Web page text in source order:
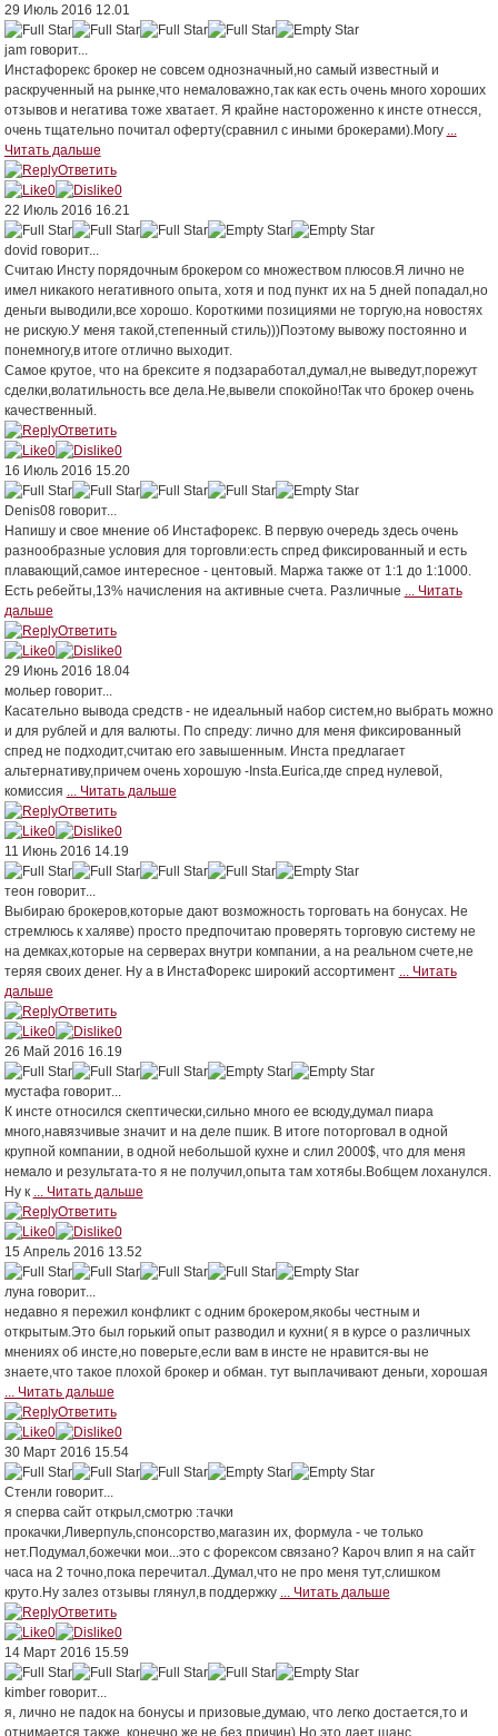
29 Июль 2016 12.01
jamговорит...
Инстафорекс брокер не совсем однозначный,но самый известный и
раскрученный на рынке,что немаловажно,так как есть очень много хороших
отзывов и негатива тоже хватает. Я крайне настороженно к инсте отнесся,
очень тщательно почитал оферту(сравнил с иными брокерами).Могу ...
Читать дальше
Ответить
0
0
22 Июль 2016 16.21
dovid говорит...
Считаю Инсту порядочным брокером со множеством плюсов.Я лично не
имел никакого негативного опыта, хотя и под пункт их на 5 дней попадал,но
деньги выводили,все хорошо. Короткими позициями не торгую,на новостях
не рискую.У меня такой,степенный стиль)))Поэтому вывожу постоянно и
понемногу,в итоге отлично выходит.
Самое крутое, что на брексите я подзаработал,думал,не выведут,порежут
сделки,волатильность все дела.Не,вывели спокойно!Так что брокер очень
качественный.
Ответить
0
0
16 Июль 2016 15.20
Denis08говорит...
Напишу и свое мнение об Инстафорекс. В первую очередь здесь очень
разнообразные условия для торговли:есть спред фиксированный и есть
плавающий,самое интересное - центовый. Маржа также от 1:1 до 1:1000.
Есть ребейты,13% начисления на активные счета. Различные ... Читать
дальше
Ответить
0
0
29 Июнь 2016 18.04
мольерговорит...
Касательно вывода средств - не идеальный набор систем,но выбрать можно
и для рублей и для валюты. По спреду: лично для меня фиксированный
спред не подходит,считаю его завышенным. Инста предлагает
альтернативу,причем очень хорошую -Insta.Eurica,где спред нулевой,
комиссия ... Читать дальше
Ответить
0
0
11 Июнь 2016 14.19
теон говорит...
Выбираю брокеров,которые дают возможность торговать на бонусах. Не
стремлюсь к халяве) просто предпочитаю проверять торговую систему не
на демках,которые на серверах внутри компании, а на реальном счете,не
теряя своих денег. Ну а в ИнстаФорекс широкий ассортимент ... Читать
дальше
Ответить
0
0
26 Май 2016 16.19
мустафаговорит...
К инсте относился скептически,сильно много ее всюду,думал пиара
много,навязчивые значит и на деле пшик. В итоге поторговал в одной
крупной компании, в одной небольшой кухне и слил 2000$, что для меня
немало и результата-то я не получил,опыта там хотябы.Вобщем лоханулся.
Ну к ... Читать дальше
Ответить
0
0
15 Апрель 2016 13.52
лунаговорит...
недавно я пережил конфликт с одним брокером,якобы честным и
открытым.Это был горький опыт разводил и кухни( я в курсе о различных
мнениях об инсте,но поверьте,если вам в инсте не нравится-вы не
знаете,что такое плохой брокер и обман. тут выплачивают деньги, хорошая
... Читать дальше
Ответить
0
0
30 Март 2016 15.54
Стенли говорит...
я сперва сайт открыл,смотрю :тачки
прокачки,Ливерпуль,спонсорство,магазин их, формула - че только
нет.Подумал,божечки мои...это с форексом связано? Кароч влип я на сайт
часа на 2 точно,пока перечитал..Думал,что не про меня тут,слишком
круто.Ну залез отзывы глянул,в поддержку ... Читать дальше
Ответить
0
0
14 Март 2016 15.59
kimberговорит...
я, лично не падок на бонусы и призовые,думаю, что легко достается,то и